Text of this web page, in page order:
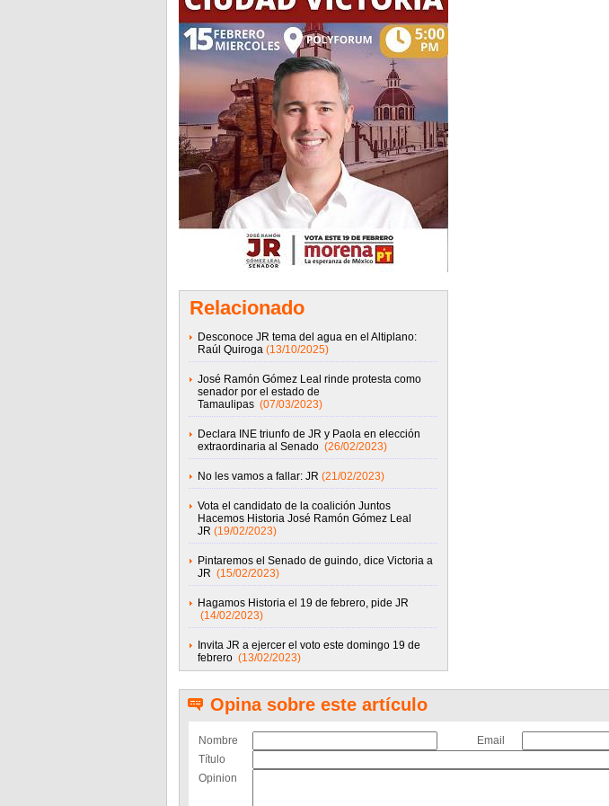
Relacionado
Desconoce JR tema del agua en el Altiplano:
Raúl Quiroga (13/10/2025)
José Ramón Gómez Leal rinde protesta como
senador por el estado de
Tamaulipas (07/03/2023)
Declara INE triunfo de JR y Paola en elección
extraordinaria al Senado (26/02/2023)
No les vamos a fallar: JR (21/02/2023)
Vota el candidato de la coalición Juntos
Hacemos Historia José Ramón Gómez Leal
JR (19/02/2023)
Pintaremos el Senado de guindo, dice Victoria a
JR (15/02/2023)
Hagamos Historia el 19 de febrero, pide JR
(14/02/2023)
Invita JR a ejercer el voto este domingo 19 de
febrero (13/02/2023)
Opina sobre este artículo
Nombre
Email
Título
Opinion